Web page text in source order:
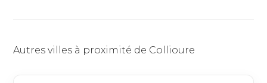
Autres villes à proximité de Collioure